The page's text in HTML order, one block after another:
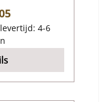
prijs:
4-6